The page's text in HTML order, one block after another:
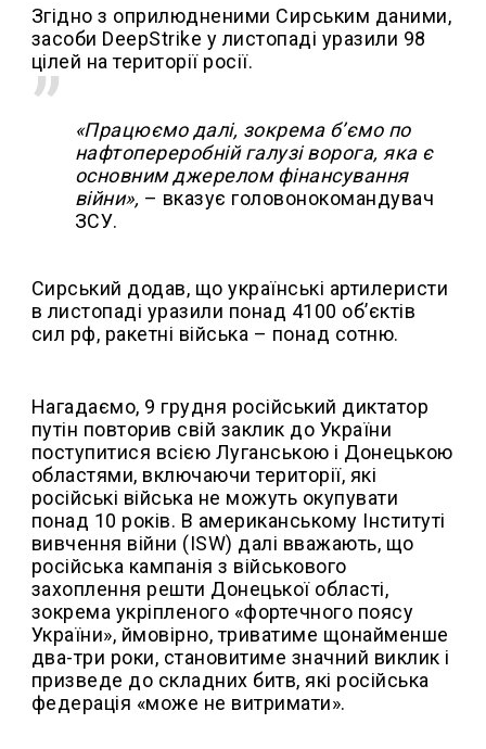
Згідно з оприлюдненими Сирським даними,
засоби DeepStrike у листопаді уразили 98
цілей на території росії.
«Працюємо далі, зокрема б’ємо по
нафтопереробній галузі ворога, яка є
основним джерелом фінансування
війни», – вказує головонокомандувач
ЗСУ.
Сирський додав, що українські артилеристи
в листопаді уразили понад 4100 об’єктів
сил рф, ракетні війська – понад сотню.
Нагадаємо, 9 грудня російський диктатор
путін повторив свій заклик до України
поступитися всією Луганською і Донецькою
областями, включаючи території, які
російські війська не можуть окупувати
понад 10 років. В американському Інституті
вивчення війни (ISW) далі вважають, що
російська кампанія з військового
захоплення решти Донецької області,
зокрема укріпленого «фортечного поясу
України», ймовірно, триватиме щонайменше
два-три роки, становитиме значний виклик і
призведе до складних битв, які російська
федерація «може не витримати».